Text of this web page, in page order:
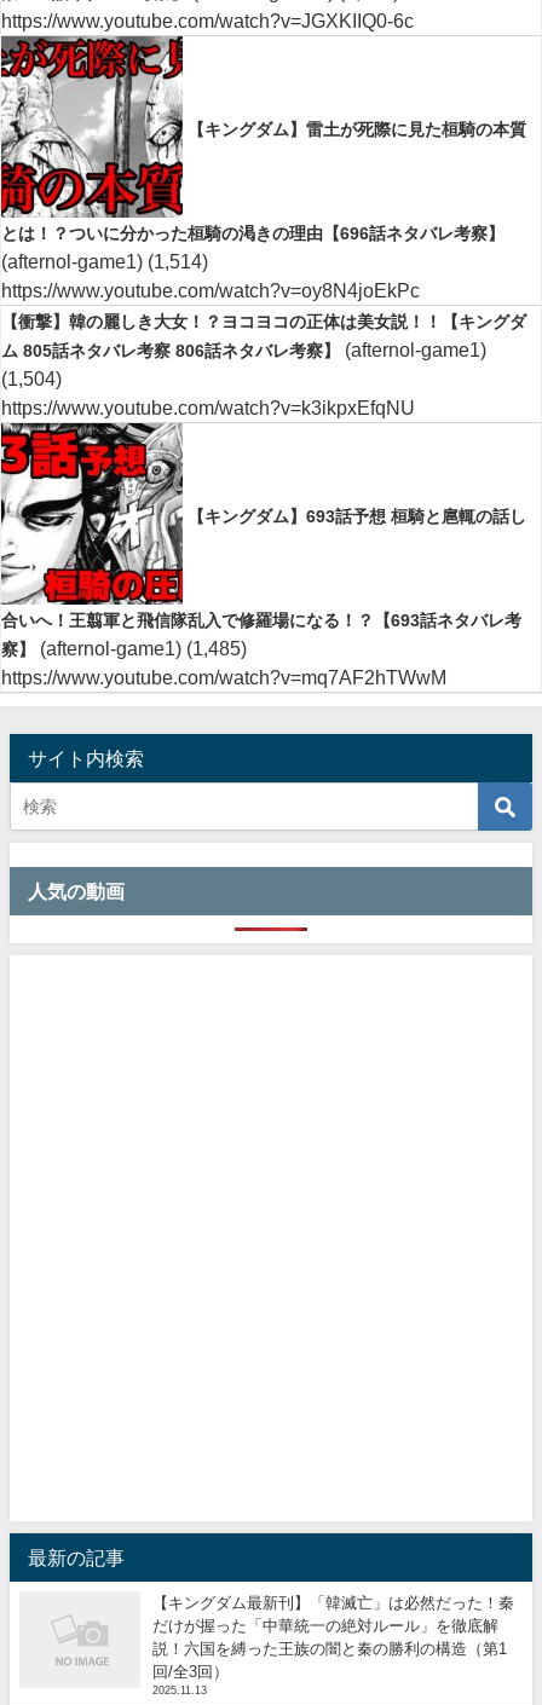
https://www.youtube.com/watch?v=JGXKIIQ0-6c
【キングダム】雷土が死際に見た桓騎の本質
とは！？ついに分かった桓騎の渇きの理由【696話ネタバレ考察】
(afternol-game1) (1,514)
https://www.youtube.com/watch?v=oy8N4joEkPc
【衝撃】韓の麗しき大女！？ヨコヨコの正体は美女説！！【キングダ
ム 805話ネタバレ考察 806話ネタバレ考察】
(afternol-game1)
(1,504)
https://www.youtube.com/watch?v=k3ikpxEfqNU
【キングダム】693話予想 桓騎と扈輒の話し
合いへ！王翦軍と飛信隊乱入で修羅場になる！？【693話ネタバレ考
察】
(afternol-game1) (1,485)
https://www.youtube.com/watch?v=mq7AF2hTWwM
サイト内検索
人気の動画
最新の記事
【キングダム最新刊】「韓滅亡」は必然だった！秦
だけが握った「中華統一の絶対ルール」を徹底解
説！六国を縛った王族の闇と秦の勝利の構造（第1
回/全3回）
2025.11.13